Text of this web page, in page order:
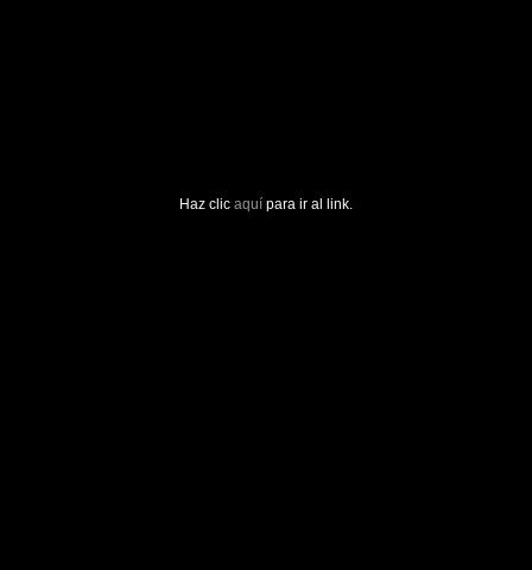
Haz clic aquí para ir al link.